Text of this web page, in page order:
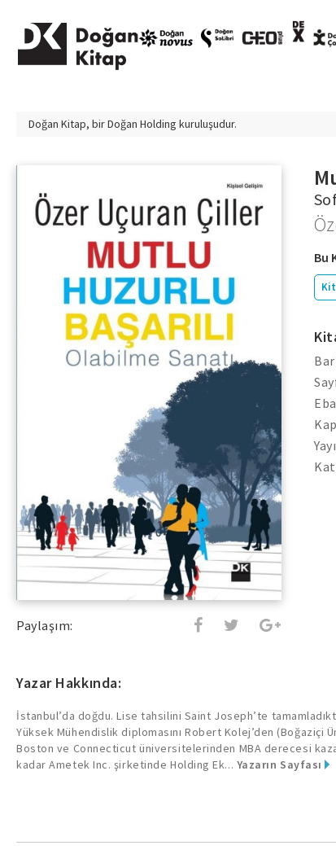
Doğan Kitap, birDoğan Holding kuruluşudur.
Paylaşım:
Bu
Yazar Hakkında:
İstanbul’da doğdu. Lise tahsilini Saint Joseph’te
Yüksek Mühendislik diplomasını Robert Kolej’den (Boğaziçi
Boston ve Connecticut üniversitelerinden MBA derecesi
kadar Ametek Inc. şirketinde Holding Ek... Yazarın Sayfası